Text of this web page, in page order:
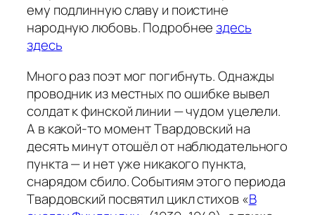
ему подлинную славу и поистине
народную любовь. Подробнеездесь
здесь
Много раз поэт мог погибнуть. Однажды
проводник из местных по ошибке вывел
солдат к финской линии — чудом уцелели.
А в какой-то момент Твардовский на
десять минут отошёл от наблюдательного
пункта — и нет уже никакого пункта,
снарядом сбило. Событиям этого периода
Твардовский посвятил цикл стихов «В